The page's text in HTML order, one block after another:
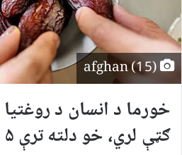
afghan (15)
خورما د انسان د
ګټې لري، خو دلته ترې ۵ انتخابوو